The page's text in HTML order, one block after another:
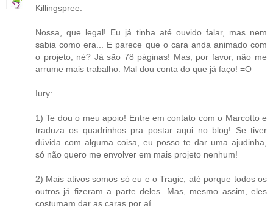
Killingspree:
Nossa, que legal! Eu já tinha até ouvido falar, mas nem
sabia como era... E parece que o cara anda animado com
o projeto, né? Já são 78 páginas! Mas, por favor, não me
arrume mais trabalho. Mal dou conta do que já faço! =O
Iury:
1) Te dou o meu apoio! Entre em contato com o Marcotto e
traduza os quadrinhos pra postar aqui no blog! Se tiver
dúvida com alguma coisa, eu posso te dar uma ajudinha,
só não quero me envolver em mais projeto nenhum!
2) Mais ativos somos só eu e o Tragic, até porque todos os
outros já fizeram a parte deles. Mas, mesmo assim, eles
costumam dar as caras por aí.